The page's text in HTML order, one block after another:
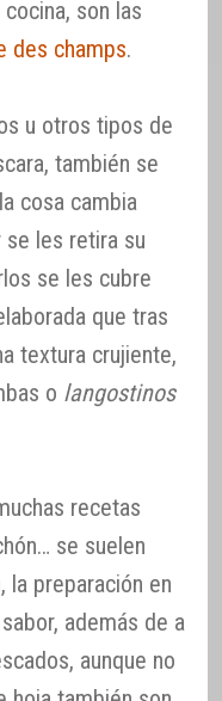
son las
des champs.
u otros tipos de
también se
cosa cambia
les retira su
se les cubre
que tras
textura crujiente,
o langostinos
recetas
se suelen
la preparación en
además de a
aunque no